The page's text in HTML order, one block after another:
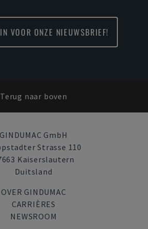
VOOR ONZE NIEUWSBRIEF!
Terug naar boven
GINDUMAC GmbH
Strasse 110
Kaiserslautern
Duitsland
OVER GINDUMAC
CARRIÈRES
NEWSROOM